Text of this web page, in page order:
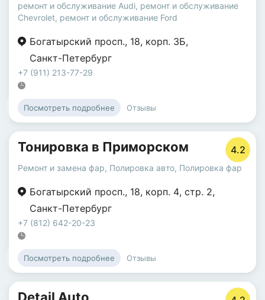
ремонт и обслуживание Audi, ремонт и обслуживание
Chevrolet, ремонт и обслуживание Ford
Богатырский просп., 18, корп. 3Б,
Санкт-Петербург
+7 (911) 213-77-29
Посмотреть подробнее Отзывы
Тонировка в Приморском 4.2
Ремонт и замена фар, Полировка авто, Полировка фар
Богатырский просп., 18, корп. 4, стр. 2,
Санкт-Петербург
+7 (812) 642-20-23
Посмотреть подробнее Отзывы